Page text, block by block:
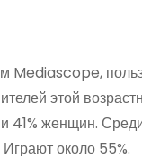
Mediascope,
этой
41% женщин.
около 55%.